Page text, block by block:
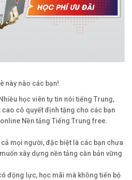
này nào các bạn!
học viên tự tin nói tiếng Trung,
cô quyết định tặng cho các bạn
Nền tảng Tiếng Trung free.
mọi người, đặc biệt là các bạn chưa
xây dựng nền tảng căn bản vững
động lực, học mãi mà không tiến bộ